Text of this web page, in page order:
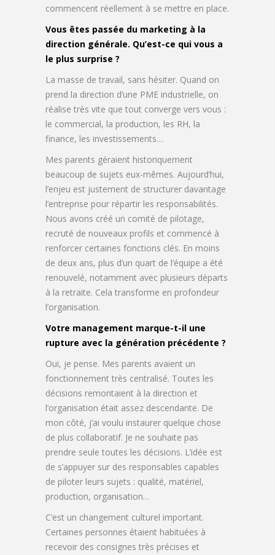
commencent réellement à se mettre en place.
Vous êtes passée du marketing à la
direction générale. Qu’est-ce qui vous a
le plus surprise ?
La masse de travail, sans hésiter. Quand on
prend la direction d’une PME industrielle, on
réalise très vite que tout converge vers vous :
le commercial, la production, les RH, la
finance, les investissements…
Mes parents géraient historiquement
beaucoup de sujets eux-mêmes. Aujourd’hui,
l’enjeu est justement de structurer davantage
l’entreprise pour répartir les responsabilités.
Nous avons créé un comité de pilotage,
recruté de nouveaux profils et commencé à
renforcer certaines fonctions clés. En moins
de deux ans, plus d’un quart de l’équipe a été
renouvelé, notamment avec plusieurs départs
à la retraite. Cela transforme en profondeur
l’organisation.
Votre management marque-t-il une
rupture avec la génération précédente ?
Oui, je pense. Mes parents avaient un
fonctionnement très centralisé. Toutes les
décisions remontaient à la direction et
l’organisation était assez descendante. De
mon côté, j’ai voulu instaurer quelque chose
de plus collaboratif. Je ne souhaite pas
prendre seule toutes les décisions. L’idée est
de s’appuyer sur des responsables capables
de piloter leurs sujets : qualité, matériel,
production, organisation…
C’est un changement culturel important.
Certaines personnes étaient habituées à
recevoir des consignes très précises et